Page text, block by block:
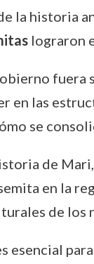
la historia
lograron
fuera
en las
se
de
en la
de los
esencial